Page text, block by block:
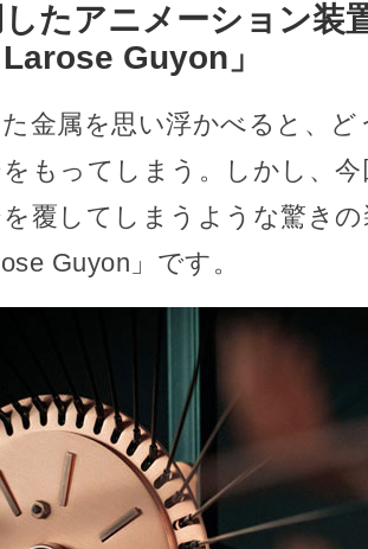
たアニメーション装
Guyon」
金属を思い浮かべると、
もってしまう。しかし、
覆してしまうような驚き
Guyon」です。